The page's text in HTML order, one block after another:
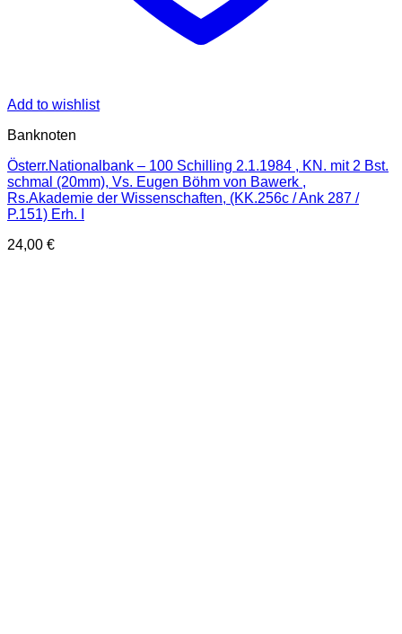
Add to wishlist
Banknoten
Österr.Nationalbank – 100 Schilling 2.1.1984 , KN. mit 2 Bst.
schmal (20mm), Vs. Eugen Böhm von Bawerk ,
Rs.Akademie der Wissenschaften, (KK.256c / Ank 287 /
P.151) Erh. I
24,00 €